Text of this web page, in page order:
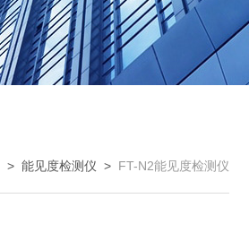
> 能见度检测仪 > FT-N2能见度检测仪